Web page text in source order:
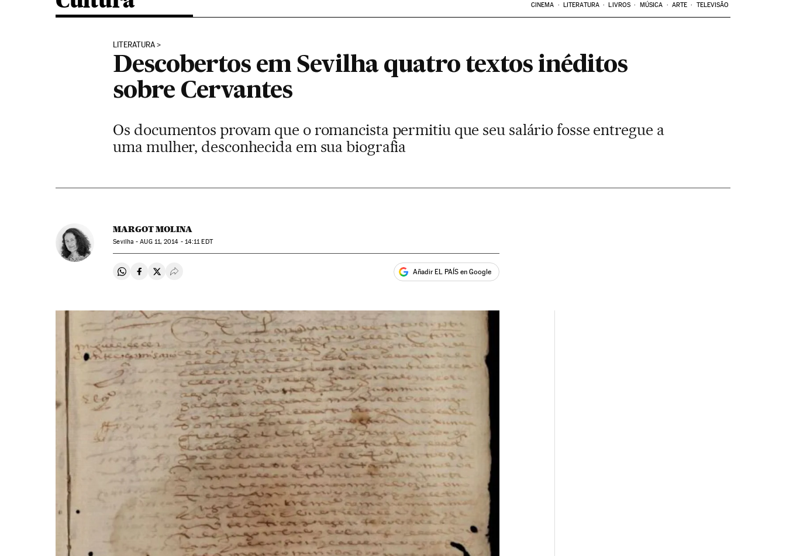
CINEMA LITERATURA LIVROS MÚSICA ARTE TELEVISÃO
LITERATURA
Descobertos em Sevilha quatro textos inéditos
sobre Cervantes
Os documentos provam que o romancista permitiu que seu salário fosse entregue a
uma mulher, desconhecida em sua biografia
MARGOT MOLINA
Sevilha -AUG11, 2014 - 14:11EDT
Compartir en Whatsapp
Compartir en Facebook
Compartir en Twitter
Desplegar Redes Sociales Añadir EL PAÍS en Google